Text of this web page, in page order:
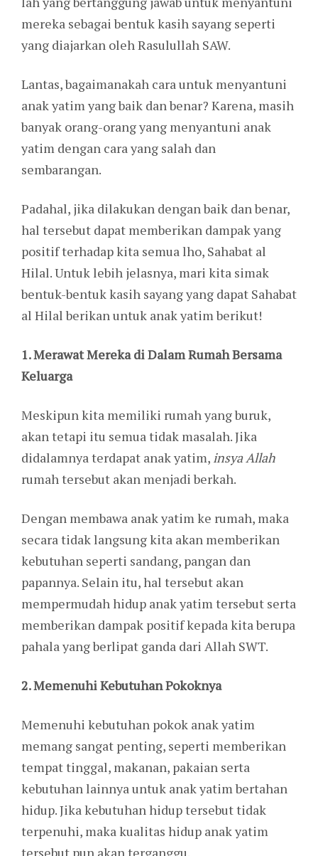
mereka sebagai bentuk kasih sayang seperti
yang diajarkan oleh Rasulullah SAW.
Lantas, bagaimanakah cara untuk menyantuni
anak yatim yang baik dan benar? Karena, masih
banyak orang-orang yang menyantuni anak
yatim dengan cara yang salah dan
sembarangan.
Padahal, jika dilakukan dengan baik dan benar,
hal tersebut dapat memberikan dampak yang
positif terhadap kita semua lho, Sahabat al
Hilal. Untuk lebih jelasnya, mari kita simak
bentuk-bentuk kasih sayang yang dapat Sahabat
al Hilal berikan untuk anak yatim berikut!
1. Merawat Mereka di Dalam Rumah Bersama
Keluarga
Meskipun kita memiliki rumah yang buruk,
akan tetapi itu semua tidak masalah. Jika
didalamnya terdapat anak yatim, insya Allah
rumah tersebut akan menjadi berkah.
Dengan membawa anak yatim ke rumah, maka
secara tidak langsung kita akan memberikan
kebutuhan seperti sandang, pangan dan
papannya. Selain itu, hal tersebut akan
mempermudah hidup anak yatim tersebut serta
memberikan dampak positif kepada kita berupa
pahala yang berlipat ganda dari Allah SWT.
2. Memenuhi Kebutuhan Pokoknya
Memenuhi kebutuhan pokok anak yatim
memang sangat penting, seperti memberikan
tempat tinggal, makanan, pakaian serta
kebutuhan lainnya untuk anak yatim bertahan
hidup. Jika kebutuhan hidup tersebut tidak
terpenuhi, maka kualitas hidup anak yatim